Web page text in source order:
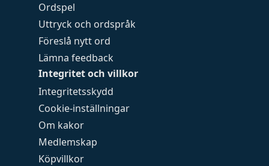
Ordspel
Uttryck och ordspråk
Föreslå nytt ord
Lämna feedback
Integritet och villkor
Integritetsskydd
Cookie-inställningar
Om kakor
Medlemskap
Köpvillkor